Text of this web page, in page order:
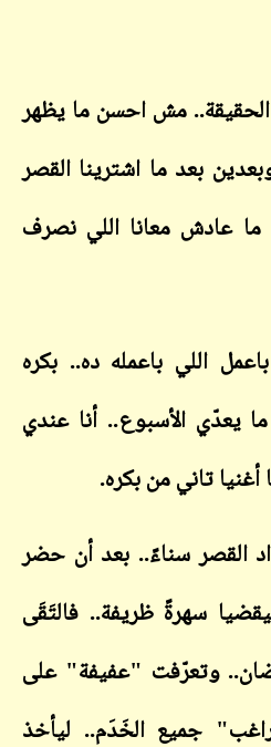
مش احسن ما يظهر
ما اشترينا القصر
معانا اللي نصرف
باعمله ده.. بكره
الأسبوع.. أنا عندي
من بكره.
سناءً.. بعد أن حضر
ظريفة.. فالتَقَى
"عفيفة" على
الخَدَم.. ليأخذ